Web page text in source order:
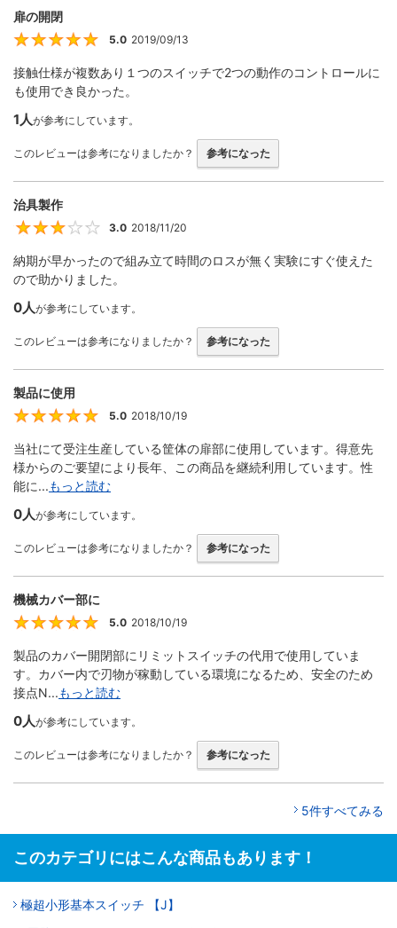
扉の開閉
5
5.0 2019/09/13
接触仕様が複数あり１つのスイッチで2つの動作のコントロールに
も使用でき良かった。
1人が参考にしています。
このレビューは参考になりましたか？ 参考になった
治具製作
3.0 2018/11/20
納期が早かったので組み立て時間のロスが無く実験にすぐ使えた
ので助かりました。
0人が参考にしています。
このレビューは参考になりましたか？ 参考になった
製品に使用
5.0 2018/10/19
当社にて受注生産している筐体の扉部に使用しています。得意先
様からのご要望により長年、この商品を継続利用しています。性
能に...もっと読む
0人が参考にしています。
このレビューは参考になりましたか？ 参考になった
機械カバー部に
5.0 2018/10/19
製品のカバー開閉部にリミットスイッチの代用で使用していま
す。カバー内で刃物が稼動している環境になるため、安全のため
接点N...もっと読む
0人が参考にしています。
このレビューは参考になりましたか？ 参考になった
5件すべてみる
このカテゴリにはこんな商品もあります！
極超小形基本スイッチ 【J】